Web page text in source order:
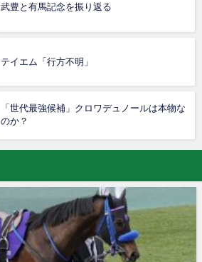
武豊と有馬記念を振り返る
テイエム「行方不明」
「世代最強候補」クロワデュノールは本物な
のか？